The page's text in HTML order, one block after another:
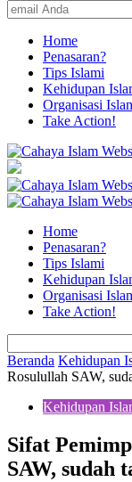
Home
Penasaran?
Tips Islami
Kehidupan
Organisasi
Take Action!
Home
Penasaran?
Tips Islami
Kehidupan
Organisasi
Take Action!
Beranda Kehidupan
Rosulullah SAW,
Kehidupan
Sifat
SAW, sudah